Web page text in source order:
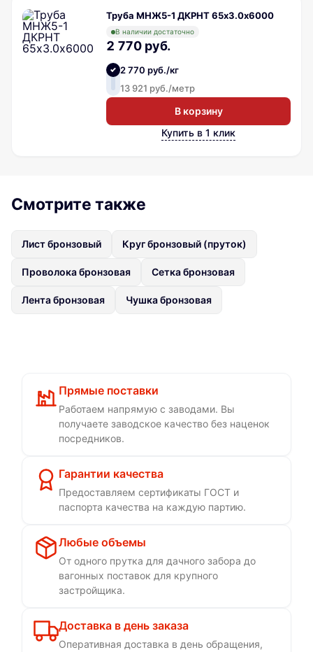
Труба МНЖ5-1 ДКРНТ 65х3.0х6000
В наличии достаточно
2 770 руб.
2 770 руб./кг
13 921 руб./метр
В корзину
Купить в 1 клик
Смотрите также
Лист бронзовый Круг бронзовый (пруток)
Проволока бронзовая Сетка бронзовая
Лента бронзовая Чушка бронзовая
Прямые поставки
Работаем напрямую с заводами. Вы
получаете заводское качество без наценок
посредников.
Гарантии качества
Предоставляем сертификаты ГОСТ и
паспорта качества на каждую партию.
Любые объемы
От одного прутка для дачного забора до
вагонных поставок для крупного
застройщика.
Доставка в день заказа
Оперативная доставка в день обращения,